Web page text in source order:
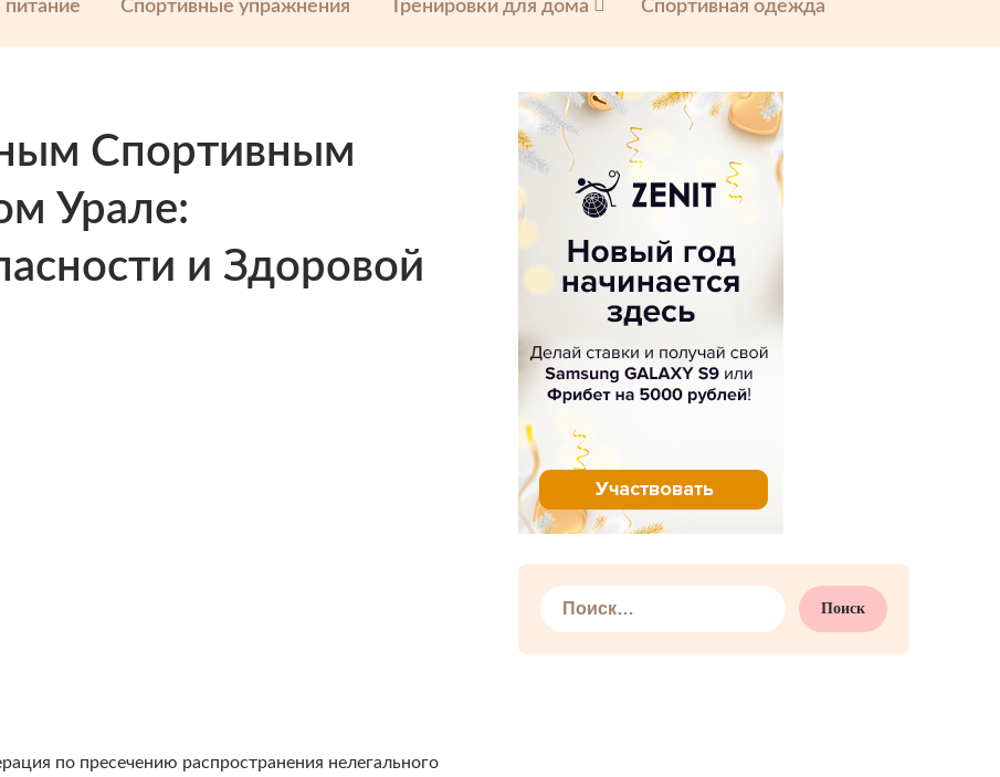
Спортивные упражнения Тренировки для дома Спортивная одежда
Спортивным
Урале:
и Здоровой
по пресечению распространения нелегального
Найти: